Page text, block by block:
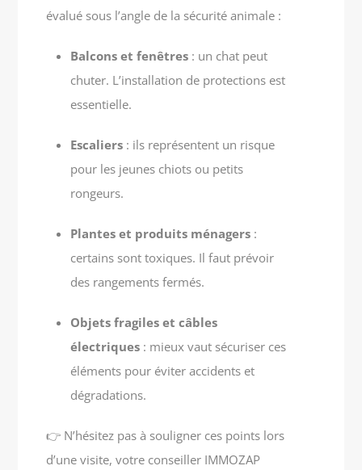
évalué sous l’angle de la sécurité animale :
Balcons et fenêtres : un chat peut
chuter. L’installation de protections est
essentielle.
Escaliers : ils représentent un risque
pour les jeunes chiots ou petits
rongeurs.
Plantes et produits ménagers :
certains sont toxiques. Il faut prévoir
des rangements fermés.
Objets fragiles et câbles
électriques : mieux vaut sécuriser ces
éléments pour éviter accidents et
dégradations.
👉 N’hésitez pas à souligner ces points lors
d’une visite, votre conseiller IMMOZAP